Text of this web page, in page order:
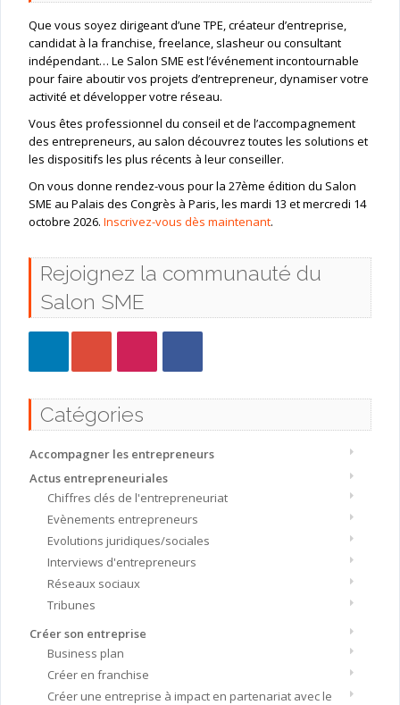
Que vous soyez dirigeant d’une TPE, créateur d’entreprise,
candidat à la franchise, freelance, slasheur ou consultant
indépendant… Le Salon SME est l’événement incontournable
pour faire aboutir vos projets d’entrepreneur, dynamiser votre
activité et développer votre réseau.
Vous êtes professionnel du conseil et de l’accompagnement
des entrepreneurs, au salon découvrez toutes les solutions et
les dispositifs les plus récents à leur conseiller.
On vous donne rendez-vous pour la 27ème édition du Salon
SME au Palais des Congrès à Paris, les mardi 13 et mercredi 14
octobre 2026. Inscrivez-vous dès maintenant.
Rejoignez la communauté du
Salon SME
Catégories
Accompagner les entrepreneurs
Actus entrepreneuriales
Chiffres clés de l'entrepreneuriat
Evènements entrepreneurs
Evolutions juridiques/sociales
Interviews d'entrepreneurs
Réseaux sociaux
Tribunes
Créer son entreprise
Business plan
Créer en franchise
Créer une entreprise à impact en partenariat avec le